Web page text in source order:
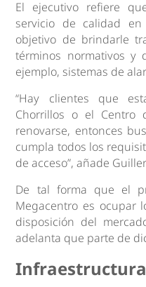
El ejecutivo refiere
servicio de calidad
objetivo de brindarle
términos normativos y
ejemplo, sistemas de
“Hay clientes que
Chorrillos o el Centro
renovarse, entonces
cumpla todos los
de acceso”, añade
De tal forma que el
Megacentro es ocupar
disposición del
adelanta que parte de